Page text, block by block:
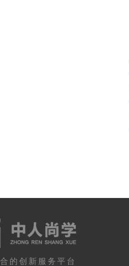
的创新服务平台